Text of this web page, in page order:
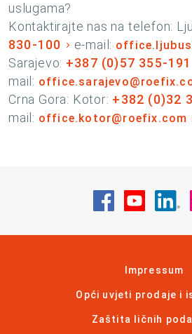
uslugama?
Kontaktirajte nas na telefon:
830-100
e-mail:
Sarajevo: +387 (0)57 355-191
mail:
Crna Gora: Kotor: +382 (0)32
mail: office.kotor@roefix.com
Posjetite
Impressum
Opći uvjeti prodaje i
Zaštita ličnih